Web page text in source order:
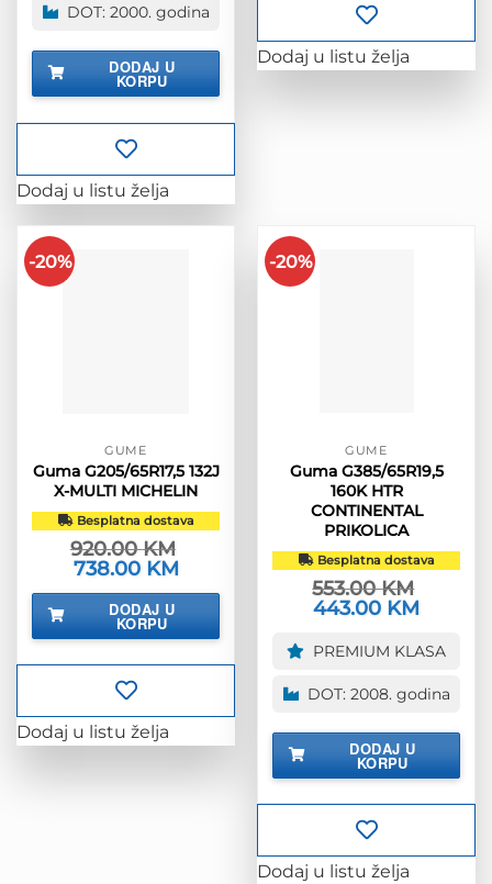
DOT: 2000. godina
DODAJ U
KORPU
Dodaj u listu želja
Dodaj u listu želja
-20%
GUME
Guma G205/65R17,5 132J
X-MULTI MICHELIN
Besplatna dostava
920.00KM
Izvorna
cijena
bila
920.00 KM.
738.00 KM
je:
DODAJ U
KORPU
Dodaj u listu želja
-20%
GUME
Guma G385/65R19,5
160K HTR
CONTINENTAL
PRIKOLICA
Besplatna dostava
553.00KM
Izvorna
cijena
je:
443.00 KM
443.00
PREMIUM KLASA
DOT: 2008. godina
DODAJ U
KORPU
Dodaj u listu želja